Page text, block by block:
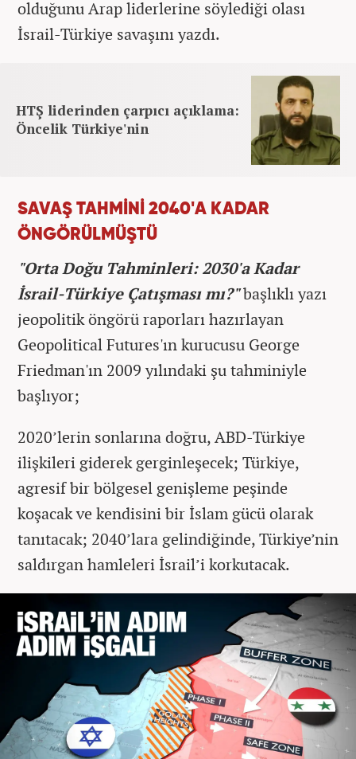
olduğunu Arap liderlerine söylediği olası
İsrail-Türkiye savaşını yazdı.
HTŞ liderinden çarpıcı açıklama:
Öncelik Türkiye'nin
SAVAŞ TAHMİNİ 2040'A KADAR
ÖNGÖRÜLMÜŞTÜ
"Orta Doğu Tahminleri: 2030'a Kadar
İsrail-Türkiye Çatışması mı?"başlıklı yazı
jeopolitik öngörü raporları hazırlayan
Geopolitical Futures'ın kurucusu George
Friedman'ın 2009 yılındaki şu tahminiyle
başlıyor;
2020’lerin sonlarına doğru, ABD-Türkiye
ilişkileri giderek gerginleşecek; Türkiye,
agresif bir bölgesel genişleme peşinde
koşacak ve kendisini bir İslam gücü olarak
tanıtacak; 2040’lara gelindiğinde, Türkiye’nin
saldırgan hamleleri İsrail’i korkutacak.